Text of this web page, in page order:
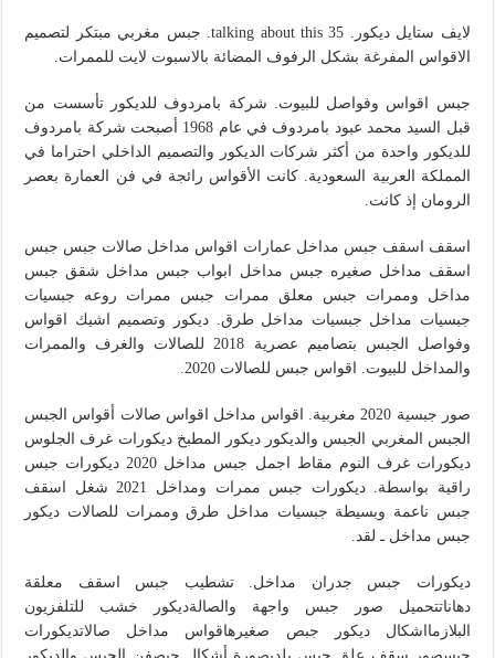
لايف ستايل ديكور. 35 talking about this. جبس مغربي مبتكر لتصميم
الاقواس المفرغة بشكل الرفوف المضائة بالاسبوت لايت للممرات.
جبس اقواس وفواصل للبيوت. شركة بامردوف للديكور تأسست من
قبل السيد محمد عبود بامردوف في عام 1968 أصبحت شركة بامردوف
للديكور واحدة من أكثر شركات الديكور والتصميم الداخلي احتراما في
المملكة العربية السعودية. كانت الأقواس رائجة في فن العمارة بعصر
الرومان إذ كانت.
اسقف اسقف جبس مداخل عمارات اقواس مداخل صالات جبس جبس
اسقف مداخل صغيره جبس مداخل ابواب جبس مداخل شقق جبس
مداخل وممرات جبس معلق ممرات جبس ممرات روعه جبسيات
جبسيات مداخل جبسيات مداخل طرق. ديكور وتصميم اشيك اقواس
وفواصل الجبس بتصاميم عصرية 2018 للصالات والغرف والممرات
والمداخل للبيوت. اقواس جبس للصالات 2020.
صور جبسية 2020 مغربية. اقواس مداخل اقواس صالات أقواس الجبس
الجبس المغربي الجبس والديكور ديكور المطبخ ديكورات غرف الجلوس
ديكورات غرف النوم مقاط اجمل جبس مداخل 2020 ديكورات جبس
راقية بواسطة. ديكورات جبس ممرات ومداخل 2021 شغل اسقف
جبس ناعمة وبسيطة جبسيات مداخل طرق وممرات للصالات ديكور
جبس مداخل ـ لقد.
ديكورات جبس جدران مداخل. تشطيب جبس اسقف معلقة
دهاناتتحميل صور جبس واجهة والصالةديكور خشب للتلفزيون
البلازمااشكال ديكور جبص صغيرهاقواس مداخل صالاتديكورات